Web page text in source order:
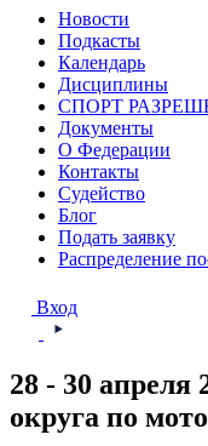
Новости
Подкасты
Календарь
Дисциплины
СПОРТ
Документы
О Федерации
Контакты
Судейство
Блог
Подать заявку
Распределение
Вход
28 - 30
округа по